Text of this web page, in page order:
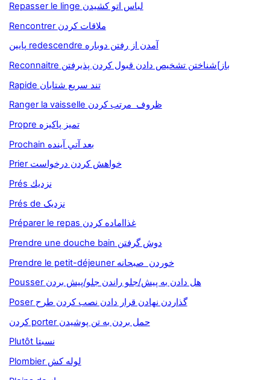
Repasser le linge لباس اتو کشيدن
Rencontrer ملاقات کردن
پايين redescendre آمدن از رفتن دوباره
Reconnaitre باز]شناختن تشخيص دادن قبول کردن پذيرفتن
Rapide تند سريع شتابان
Ranger la vaisselle ظروف مرتب کردن
Propre تميز پاکيزه
Prochain بعد آتي آينده
Prier خواهش کردن درخواست
Prés نزديك
Prés de نزديک
Préparer le repas غذااماده كردن
Prendre une douche bain دوش گرفتن
Prendre le petit-déjeuner خوردن صبحانه
Pousser هل دادن به پيش/جلو راندن جلو/پيش بردن
Poser گذاردن نهادن قرار دادن نصب کردن طرح
کردن porter حمل بردن به تن پوشيدن
Plutôt نسبتا
Plombier لوله کش